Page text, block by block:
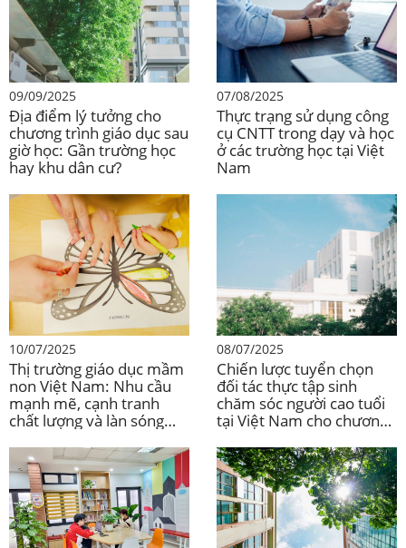
09/09/2025
Địa điểm lý tưởng cho
chương trình giáo dục sau
giờ học: Gần trường học
hay khu dân cư?
07/08/2025
Thực trạng sử dụng công
cụ CNTT trong dạy và học
ở các trường học tại Việt
Nam
10/07/2025
Thị trường giáo dục mầm
non Việt Nam: Nhu cầu
mạnh mẽ, cạnh tranh
chất lượng và làn sóng
08/07/2025
Chiến lược tuyển chọn
đối tác thực tập sinh
chăm sóc người cao tuổi
tại Việt Nam cho chương